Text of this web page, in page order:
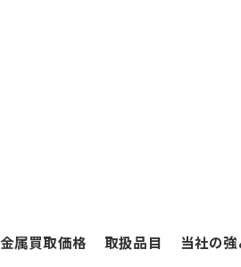
金属買取価格 取扱品目 当社の